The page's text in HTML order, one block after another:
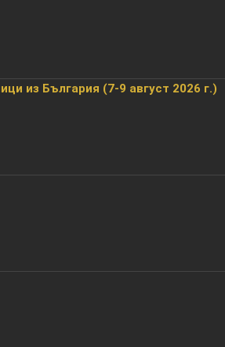
из България (7-9 август 2026 г.)